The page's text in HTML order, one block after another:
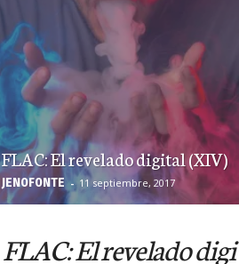
FLAC: El revelado digital (XIV)
JEN0F0NTE - 11 septiembre, 2017
FLAC: El revelado